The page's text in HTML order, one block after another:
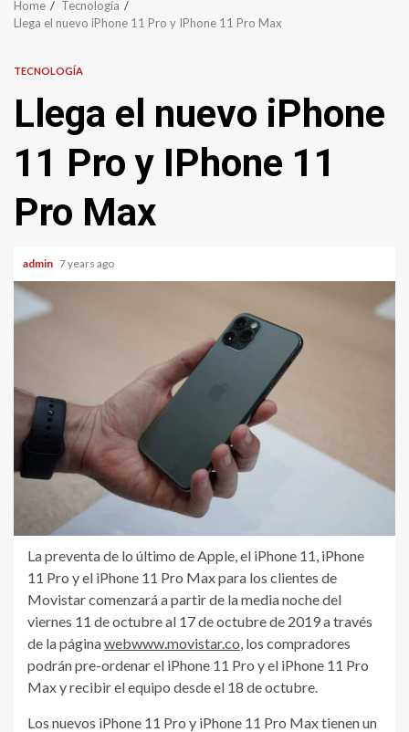
Home
Tecnología
Llega el nuevo iPhone 11 Pro y IPhone 11 Pro Max
TECNOLOGÍA
Llega el nuevo iPhone
11 Pro y IPhone 11
Pro Max
admin 7 years ago
La preventa de lo último de Apple, el iPhone 11, iPhone
11 Pro y el iPhone 11 Pro Max para los clientes de
Movistar comenzará a partir de la media noche del
viernes 11 de octubre al 17 de octubre de 2019 a través
de la páginawebwww.movistar.co , los compradores
podrán pre-ordenar el iPhone 11 Pro y el iPhone 11 Pro
Max y recibir el equipo desde el 18 de octubre.
Los nuevos iPhone 11 Pro y iPhone 11 Pro Max tienen un